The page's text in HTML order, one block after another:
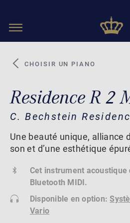
Toggle
CHOISIR UN PIANO
Residence R 2
C. Bechstein
Une beauté unique, alliance
son et d’une esthétique
Cet instrument acoustique
Bluetooth MIDI.
Disponible en option:
Vario